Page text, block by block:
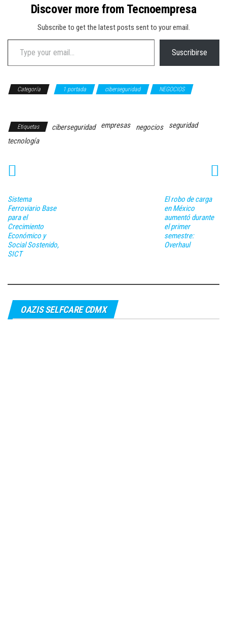
Discover more from Tecnoempresa
Subscribe to get the latest posts sent to your email.
Type your email…
Suscribirse
Categoría 1 portada ciberseguridad
NEGOCIOS
Etiquetas ciberseguridad empresas negocios
seguridad
tecnología
Sistema
Ferroviario Base
para el
Crecimiento
Económico y
Social Sostenido,
SICT
El robo de carga
en México
aumentó durante
el primer
semestre:
Overhaul
OAZIS SELFCARE CDMX